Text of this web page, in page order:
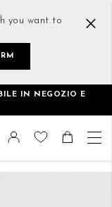
you want to
IN NEGOZIO E
Cambia